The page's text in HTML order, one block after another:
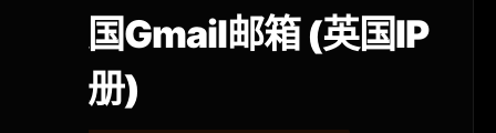
英国Gmail邮箱 (英国IP
注册)